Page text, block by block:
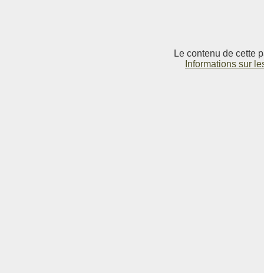
Le contenu de cette
Informations sur